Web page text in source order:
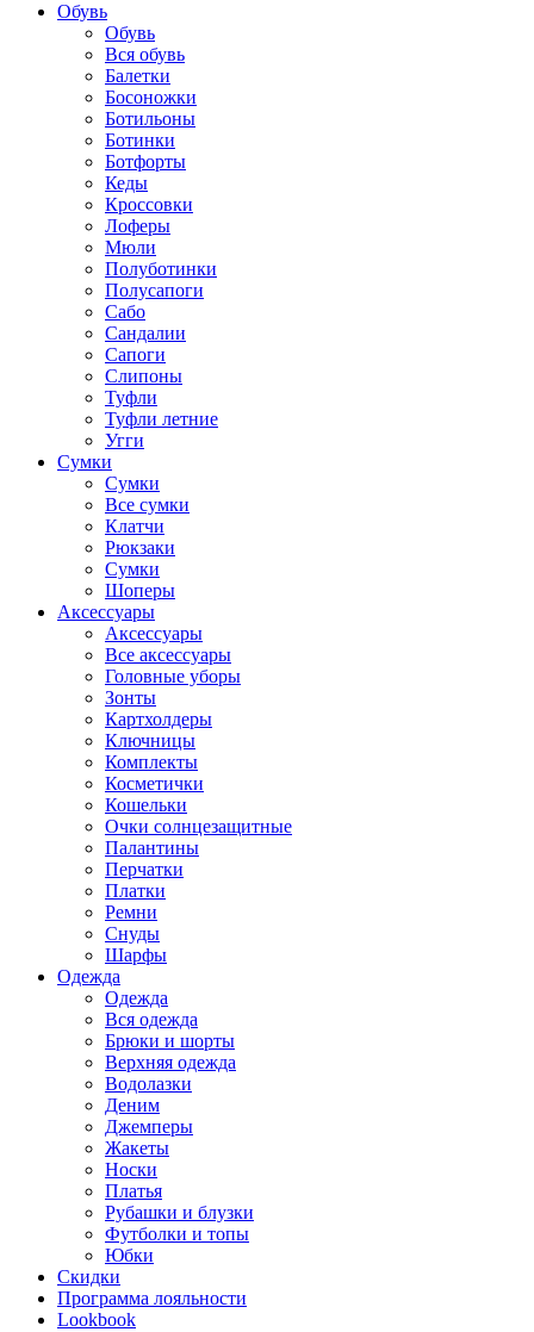
Обувь
Обувь
Вся обувь
Балетки
Босоножки
Ботильоны
Ботинки
Ботфорты
Кеды
Кроссовки
Лоферы
Мюли
Полуботинки
Полусапоги
Сабо
Сандалии
Сапоги
Слипоны
Туфли
Туфли летние
Угги
Сумки
Сумки
Все сумки
Клатчи
Рюкзаки
Сумки
Шоперы
Аксессуары
Аксессуары
Все аксессуары
Головные уборы
Зонты
Картхолдеры
Ключницы
Комплекты
Косметички
Кошельки
Очки солнцезащитные
Палантины
Перчатки
Платки
Ремни
Снуды
Шарфы
Одежда
Одежда
Вся одежда
Брюки и шорты
Верхняя одежда
Водолазки
Деним
Джемперы
Жакеты
Носки
Платья
Рубашки и блузки
Футболки и топы
Юбки
Скидки
Программа лояльности
Lookbook